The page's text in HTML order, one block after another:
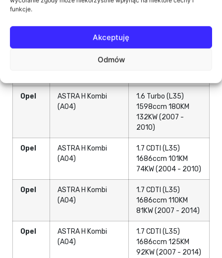
funkcje.
Akceptuję
Odmów
Opel
ASTRA H Kombi
Opel
ASTRA H Kombi
(A04)
1.6 Turbo (L35)
1598ccm 180KM
132KW (2007 -
2010)
Opel
ASTRA H Kombi
(A04)
1.7 CDTI (L35)
1686ccm 101KM
74KW (2004 - 2010)
Opel
ASTRA H Kombi
(A04)
1.7 CDTI (L35)
1686ccm 110KM
81KW (2007 - 2014)
Opel
ASTRA H Kombi
(A04)
1.7 CDTI (L35)
1686ccm 125KM
92KW (2007 - 2014)